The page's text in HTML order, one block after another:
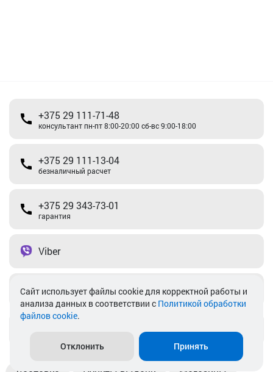
+375 29 111-71-48
консультант пн-пт 8:00-20:00 сб-вс 9:00-18:00
+375 29 111-13-04
безналичный расчет
+375 29 343-73-01
гарантия
Viber
Telegram
Cайт использует файлы cookie для корректной работы и
анализа данных в соответствии с Политикой обработки
файлов cookie.
Отклонить Принять